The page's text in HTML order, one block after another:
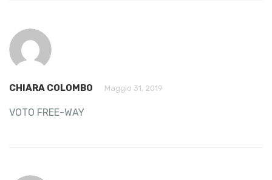
CHIARA COLOMBO Maggio 31, 2019
VOTO FREE-WAY